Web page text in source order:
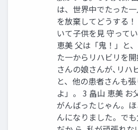
は、世界中でたった
を放棄してどうする
いて子供を見 守って
恵美 父は「鬼！」と
た一からリハビリを
さんの娘さんが､リハ
と、他の患者さんも
よ」。 3 畠山 恵美 お
がんばったじゃん。
んになりました。で